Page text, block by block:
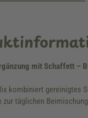
mit Schaffett –
kombiniert gereinigtes
zur täglichen